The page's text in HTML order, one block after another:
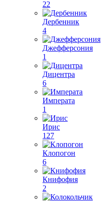
22
Дербенник
4
Джефферсония
1
Дицентра
6
Императа
1
Ирис
127
Клопогон
6
Книфофия
2